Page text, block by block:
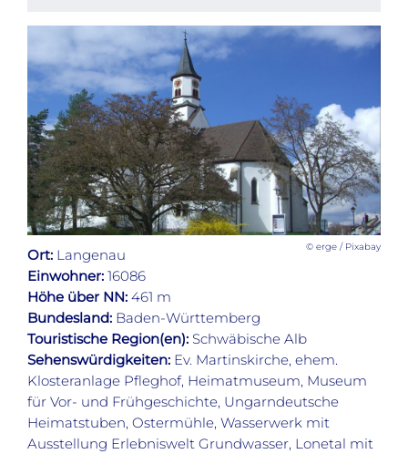
© erge / Pixabay
Ort: Langenau
Einwohner: 16086
Höhe über NN: 461 m
Bundesland: Baden-Württemberg
Touristische Region(en): Schwäbische Alb
Sehenswürdigkeiten: Ev. Martinskirche, ehem.
Klosteranlage Pfleghof, Heimatmuseum, Museum
für Vor- und Frühgeschichte, Ungarndeutsche
Heimatstuben, Ostermühle, Wasserwerk mit
Ausstellung Erlebniswelt Grundwasser, Lonetal mit